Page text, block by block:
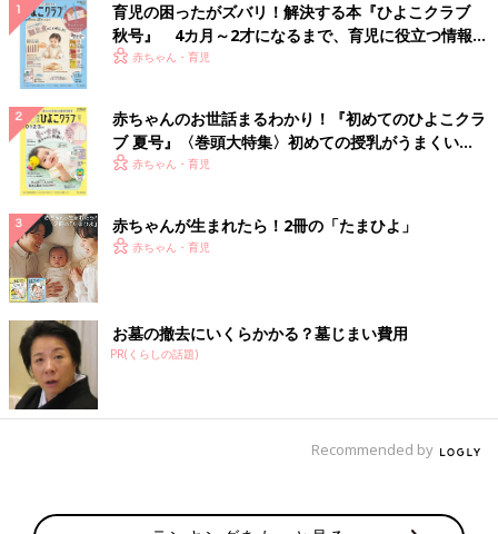
育児の困ったがズバリ！解決する本『ひよこクラブ
秋号』 4カ月～2才になるまで、育児に役立つ情報が
いっぱい！
赤ちゃん・育児
赤ちゃんのお世話まるわかり！『初めてのひよこクラ
ブ 夏号』〈巻頭大特集〉初めての授乳がうまくい
く！ おっぱい・ミルクの基本と夏のトラブル 解決テ
赤ちゃん・育児
赤ちゃんが生まれたら！2冊の「たまひよ」
赤ちゃん・育児
お墓の撤去にいくらかかる？墓じまい費用
PR(くらしの話題)
Recommended by